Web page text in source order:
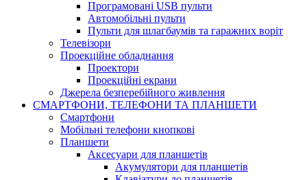
Програмовані USB пульти
Автомобільні пульти
Пульти для шлагбаумів та гаражних воріт
Телевізори
Проекційне обладнання
Проектори
Проекційні екрани
Джерела безперебійного живлення
СМАРТФОНИ, ТЕЛЕФОНИ ТА ПЛАНШЕТИ
Смартфони
Мобільні телефони кнопкові
Планшети
Аксесуари для планшетів
Акумулятори для планшетів